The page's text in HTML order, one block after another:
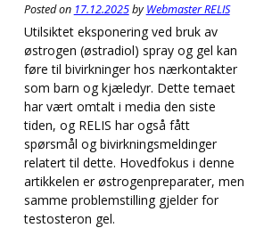
Posted on 17.12.2025byWebmaster RELIS
Utilsiktet eksponering ved bruk av
østrogen (østradiol) spray og gel kan
føre til bivirkninger hos nærkontakter
som barn og kjæledyr. Dette temaet
har vært omtalt i media den siste
tiden, og RELIS har også fått
spørsmål og bivirkningsmeldinger
relatert til dette. Hovedfokus i denne
artikkelen er østrogenpreparater, men
samme problemstilling gjelder for
testosteron gel.